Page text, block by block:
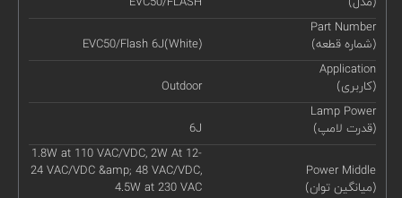
Part Number
(شماره قطعه)
EVC50/Flash 6J(White)
Application
(کاربری)
Outdoor
Lamp Power
(قدرت لامپ)
6J
Power Middle
(میانگین توان)
1.8W at 110 VAC/VDC, 2W At 12-
24 VAC/VDC &amp; 48 VAC/VDC,
4.5W at 230 VAC